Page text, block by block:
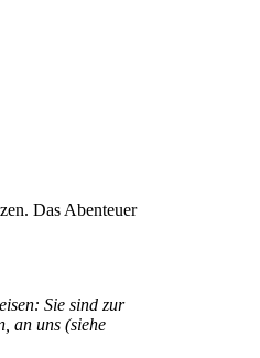
Das Abenteuer
Sie sind zur
an uns (siehe